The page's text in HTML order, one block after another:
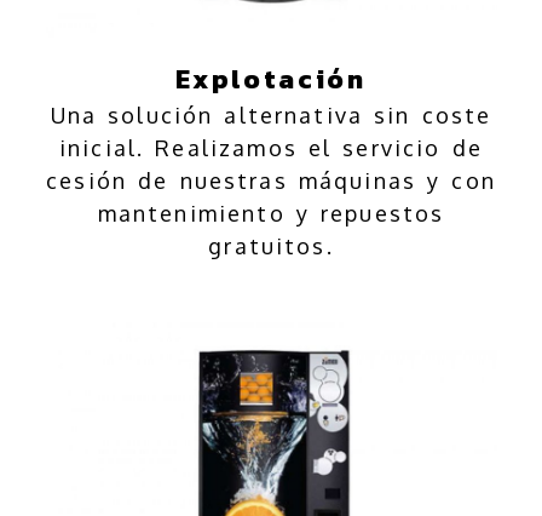
Explotación
Una solución alternativa sin coste
inicial. Realizamos el servicio de
cesión de nuestras máquinas y con
mantenimiento y repuestos
gratuitos.